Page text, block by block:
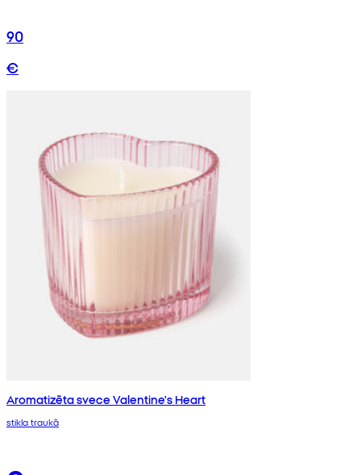
90
€
Aromatizēta svece Valentine's Heart
stikla traukā